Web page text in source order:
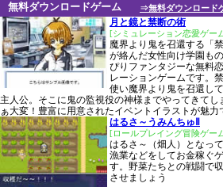
⇒無料ダウンロード
無料ダウンロードゲーム
月と鏡と禁断の術
[シミュレーション恋愛ゲー
魔界より鬼を召還する「禁
が絡んだ女性向け学園も
ぴりファンタジーな無料
レーションゲームです。
使い魔界より鬼を召還し
主人公。そこに鬼の監視役の神様までやってきてし
ぁ大変！豊富に用意されたイベントイラストが魅力
はるさ～うみんちゅⅡ
[ロールプレイング冒険ゲー
はるさ～（畑人）となっ
漁業などをしてお金稼ぐ
す。野菜たちとの戦闘で
させましょう